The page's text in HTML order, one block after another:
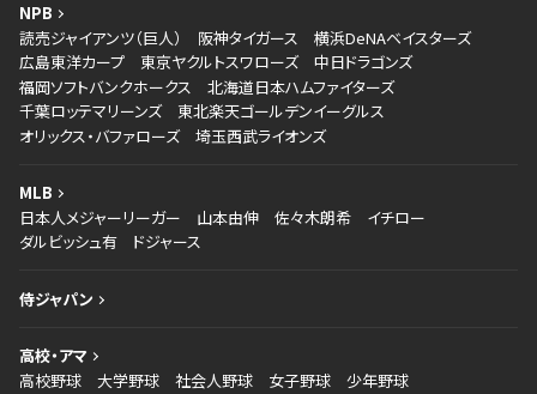
NPB
読売ジャイアンツ（巨人）
阪神タイガース
横浜DeNAベイスターズ
広島東洋カープ
東京ヤクルトスワローズ
中日ドラゴンズ
福岡ソフトバンクホークス
北海道日本ハムファイターズ
千葉ロッテマリーンズ
東北楽天ゴールデンイーグルス
オリックス・バファローズ
埼玉西武ライオンズ
MLB
日本人メジャーリーガー
山本由伸 佐々木朗希
イチロー
ダルビッシュ有
ドジャース
侍ジャパン
高校・アマ
高校野球
大学野球 社会人野球 女子野球 少年野球